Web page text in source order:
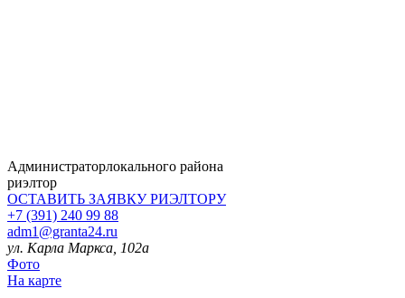
Администраторлокального района
риэлтор
ОСТАВИТЬ ЗАЯВКУРИЭЛТОРУ
+7 (391) 240 99 88
adm1@granta24.ru
ул. Карла Маркса, 102а
Фото
На карте